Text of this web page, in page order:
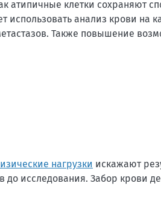
атипичные клетки сохраняют
использовать анализ крови на
Также повышение
нагрузки искажают
исследования. Забор крови